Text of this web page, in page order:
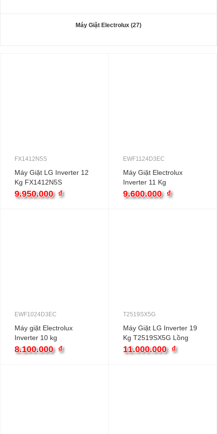
Máy Giặt Electrolux (27)
FX1412N5S
Máy Giặt LG Inverter 12
Kg FX1412N5S
9.950.000 ₫
EWF1124D3EC
Máy Giặt Electrolux
Inverter 11 Kg
EWF1124D3EC
UltimateCare 300
9.600.000 ₫
EWF1024D3EC
Máy giặt Electrolux
Inverter 10 kg
EWF1024D3EC
8.100.000 ₫
T2519SX5G
Máy Giặt LG Inverter 19
Kg T2519SX5G Lồng
Đứng
11.000.000 ₫